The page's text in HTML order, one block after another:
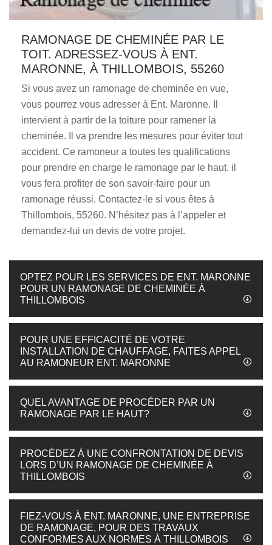
RAMONAGE DE CHEMINÉE PAR LE
TOIT. ADRESSEZ-VOUS À ENT.
MARONNE, À THILLOMBOIS, 55260
Si vous avez un ramonage de cheminée en vue,
vous pourrez vous adresser à Ent. Maronne. Il
intervient à partir de la toiture pour ramener la
cheminée. Il va prendre les mesures pour éviter tout
accident. Ce ramoneur a toutes les qualifications
pour prendre en charge le ramonage par le haut. il
vous fera profiter de son savoir-faire pour un
ramonage réussi. Contactez-le si vous êtes à
Thillombois, 55260. N’hésitez pas à l’appeler et
demandez-lui un devis de votre projet.
OPTEZ POUR LES SERVICES DE ENT. MARONNE
POUR UN RAMONAGE DE CHEMINÉE À
THILLOMBOIS
POUR UNE EFFICACITÉ DE VOTRE
INSTALLATION DE CHAUFFAGE, FAITES APPEL
AU RAMONEUR ENT. MARONNE
QUEL AVANTAGE DE PROCÉDER PAR UN
RAMONAGE PAR LE HAUT?
PROCÉDEZ À UNE CONFRONTATION DE DEVIS
LORS D’UN RAMONAGE DE CHEMINÉE À
THILLOMBOIS
FIEZ-VOUS À ENT. MARONNE, UNE ENTREPRISE
DE RAMONAGE, POUR DES TRAVAUX
CONFORMES AUX NORMES À THILLOMBOIS